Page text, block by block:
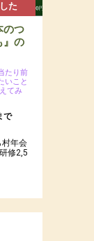
た
のつ
』の
たり前
いこと
てみ
で
年会
修2,5